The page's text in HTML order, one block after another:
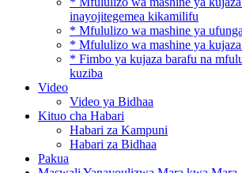
inayojitegemea kikamilifu
* Mfululizo wa mashine ya
* Mfululizo wa mashine ya kujaza
* Fimbo ya kujaza barafu na
kuziba
Video
Video ya Bidhaa
Kituo cha Habari
Habari za Kampuni
Habari za Bidhaa
Pakua